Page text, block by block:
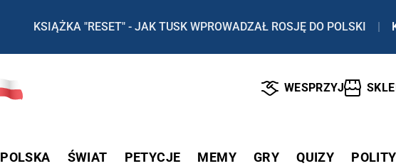
KSIĄŻKA "RESET" - JAK TUSK WPROWADZAŁ ROSJĘ DO POLSKI |
WESPRZYJ
POLSKA ŚWIAT PETYCJE MEMY GRY QUIZY